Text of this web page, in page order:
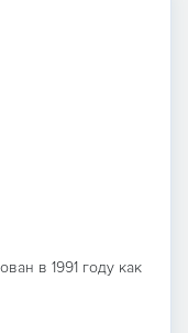
в 1991 году как